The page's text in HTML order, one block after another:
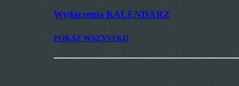
Wydarzenia KALENDARZ
POKAŻ WSZYSTKO